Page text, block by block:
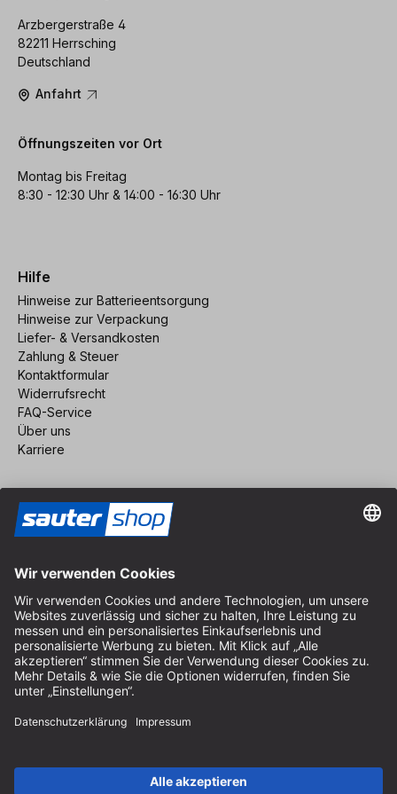
Arzbergerstraße 4
82211 Herrsching
Deutschland
Anfahrt
Öffnungszeiten vor Ort
Montag bis Freitag
8:30 - 12:30 Uhr & 14:00 - 16:30 Uhr
Hilfe
Hinweise zur Batterieentsorgung
Hinweise zur Verpackung
Liefer- & Versandkosten
Zahlung & Steuer
Kontaktformular
Widerrufsrecht
FAQ-Service
Über uns
Karriere
Impressum
AGB
Datenschutz
Cookie-Einstellungen
© 2026 sauter GmbH
* kostenloser Versand ab 150 Euro Bestellwert innerhalb
Deutschlands für die Standard-Paketgrößen - ausgenommen